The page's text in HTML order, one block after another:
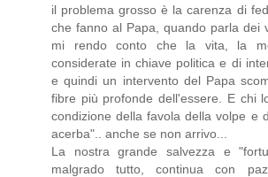
il problema grosso è la carenza di
che fanno al Papa, quando parla dei
mi rendo conto che la vita, la
considerate in chiave politica e di
e quindi un intervento del Papa
fibre più profonde dell'essere. E chi
condizione della favola della volpe e
acerba".. anche se non arrivo...
La nostra grande salvezza e
malgrado tutto, continua con